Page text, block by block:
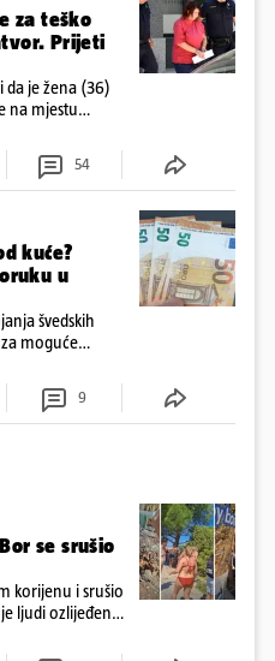
za teško
Prijeti
da je žena (36)
na mjestu
54
kuće?
u
švedskih
moguće
9
se srušio
korijenu i srušio
ljudi ozlijeđeno,